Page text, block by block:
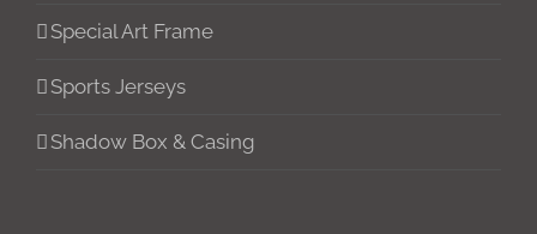
Special Art Frame
Sports Jerseys
Shadow Box & Casing